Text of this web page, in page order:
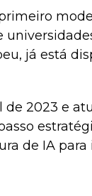
já está
2023 e
de IA